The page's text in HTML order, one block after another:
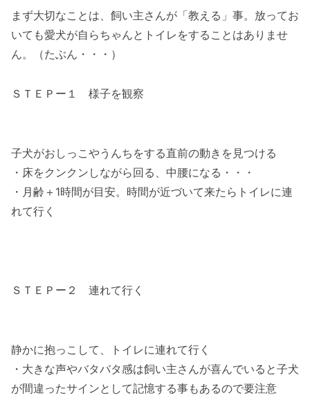
まず大切なことは、飼い主さんが「教える」事。放ってお
いても愛犬が自らちゃんとトイレをすることはありませ
ん。（たぶん・・・）
ＳＴＥＰー１ 様子を観察
子犬がおしっこやうんちをする直前の動きを見つける
・床をクンクンしながら回る、中腰になる・・・
・月齢＋1時間が目安。時間が近づいて来たらトイレに連
れて行く
ＳＴＥＰー２ 連れて行く
静かに抱っこして、トイレに連れて行く
・大きな声やバタバタ感は飼い主さんが喜んでいると子犬
が間違ったサインとして記憶する事もあるので要注意